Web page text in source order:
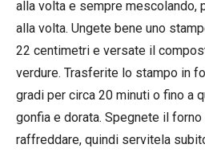
alla volta e sempre mescolando,
alla volta. Ungete bene uno
22 centimetri e versate il
verdure. Trasferite lo stampo in
gradi per circa 20 minuti o fino a
gonfia e dorata. Spegnete il
raffreddare, quindi servitela